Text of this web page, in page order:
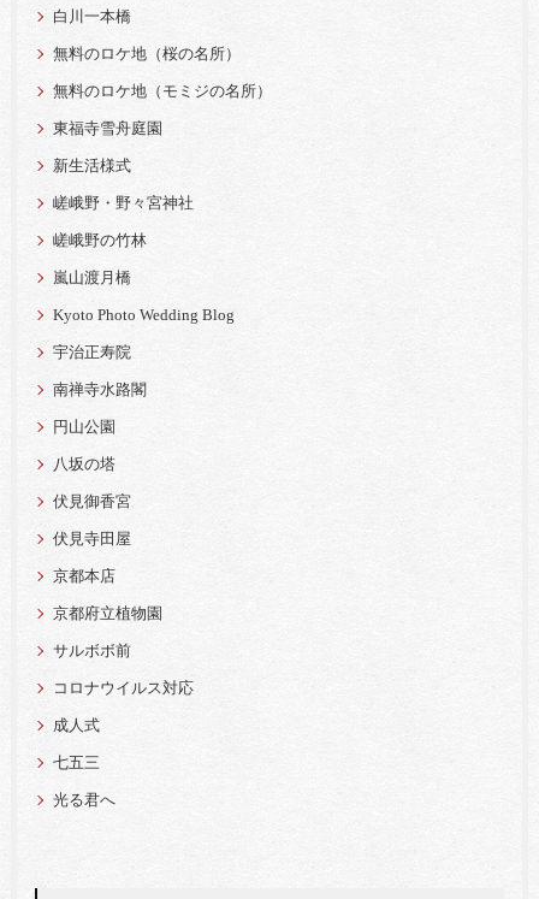
白川一本橋
無料のロケ地（桜の名所）
無料のロケ地（モミジの名所）
東福寺雪舟庭園
新生活様式
嵯峨野・野々宮神社
嵯峨野の竹林
嵐山渡月橋
Kyoto Photo Wedding Blog
宇治正寿院
南禅寺水路閣
円山公園
八坂の塔
伏見御香宮
伏見寺田屋
京都本店
京都府立植物園
サルボボ前
コロナウイルス対応
成人式
七五三
光る君へ